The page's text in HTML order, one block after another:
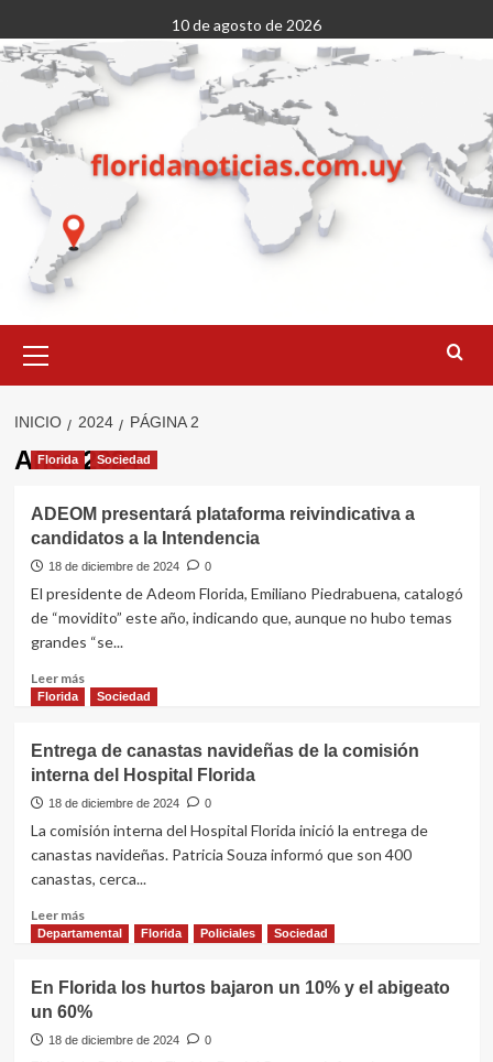
al
contenido
10 de agosto de 2026
primario
INICIO 2024 PÁGINA 2
Año:2024
Florida Sociedad
ADEOM presentará plataforma reivindicativa a
candidatos a la Intendencia
18 de diciembre de 2024 0
El presidente de Adeom Florida, Emiliano Piedrabuena, catalogó
de “movidito” este año, indicando que, aunque no hubo temas
grandes “se...
Leer másLeer
más
presentará
plataforma
reivindicativa
a
la
Florida Sociedad
Entrega de canastas navideñas de la comisión
interna del Hospital Florida
18 de diciembre de 2024 0
La comisión interna del Hospital Florida inició la entrega de
canastas navideñas. Patricia Souza informó que son 400
canastas, cerca...
Leer másLeer
más
de
canastas
navideñas
de
Departamental Florida Policiales Sociedad
En Florida los hurtos bajaron un 10% y el abigeato
un 60%
18 de diciembre de 2024 0